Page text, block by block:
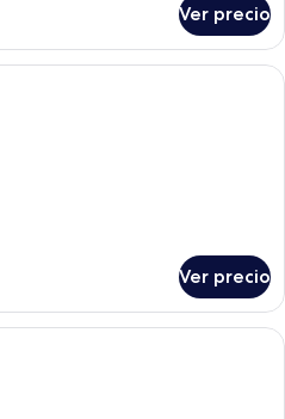
Ver precio
Un vestíbulo moderno con
Ver precio